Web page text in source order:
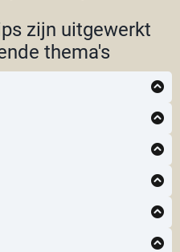
zijn uitgewerkt
thema's